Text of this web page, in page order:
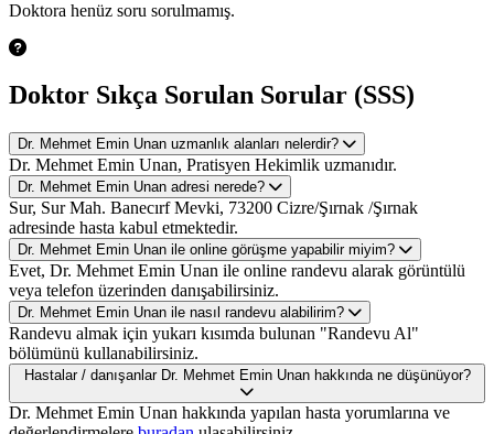
Doktora henüz soru sorulmamış.
Doktor Sıkça Sorulan Sorular (SSS)
Dr. Mehmet Emin Unan uzmanlık alanları nelerdir?
Dr. Mehmet Emin Unan, Pratisyen Hekimlik uzmanıdır.
Dr. Mehmet Emin Unan adresi nerede?
Sur, Sur Mah. Banecırf Mevki, 73200 Cizre/Şırnak /Şırnak
adresinde hasta kabul etmektedir.
Dr. Mehmet Emin Unan ile online görüşme yapabilir miyim?
Evet, Dr. Mehmet Emin Unan ile online randevu alarak görüntülü
veya telefon üzerinden danışabilirsiniz.
Dr. Mehmet Emin Unan ile nasıl randevu alabilirim?
Randevu almak için yukarı kısımda bulunan "Randevu Al"
bölümünü kullanabilirsiniz.
Hastalar / danışanlar Dr. Mehmet Emin Unan hakkında ne düşünüyor?
Dr. Mehmet Emin Unan hakkında yapılan hasta yorumlarına ve